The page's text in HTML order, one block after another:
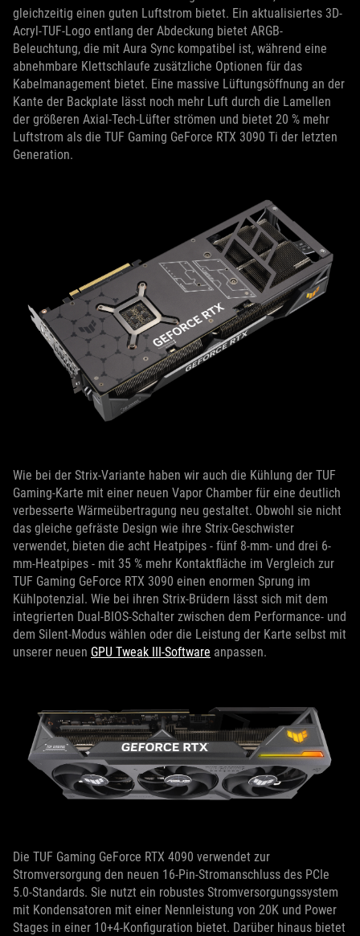
gleichzeitig einen guten Luftstrom bietet. Ein aktualisiertes 3D-
Acryl-TUF-Logo entlang der Abdeckung bietet ARGB-
Beleuchtung, die mit Aura Sync kompatibel ist, während eine
abnehmbare Klettschlaufe zusätzliche Optionen für das
Kabelmanagement bietet. Eine massive Lüftungsöffnung an der
Kante der Backplate lässt noch mehr Luft durch die Lamellen
der größeren Axial-Tech-Lüfter strömen und bietet 20 % mehr
Luftstrom als die TUF Gaming GeForce RTX 3090 Ti der letzten
Generation.
Wie bei der Strix-Variante haben wir auch die Kühlung der TUF
Gaming-Karte mit einer neuen Vapor Chamber für eine deutlich
verbesserte Wärmeübertragung neu gestaltet. Obwohl sie nicht
das gleiche gefräste Design wie ihre Strix-Geschwister
verwendet, bieten die acht Heatpipes - fünf 8-mm- und drei 6-
mm-Heatpipes - mit 35 % mehr Kontaktfläche im Vergleich zur
TUF Gaming GeForce RTX 3090 einen enormen Sprung im
Kühlpotenzial. Wie bei ihren Strix-Brüdern lässt sich mit dem
integrierten Dual-BIOS-Schalter zwischen dem Performance- und
dem Silent-Modus wählen oder die Leistung der Karte selbst mit
unserer neuen GPU Tweak III-Software anpassen.
Die TUF Gaming GeForce RTX 4090 verwendet zur
Stromversorgung den neuen 16-Pin-Stromanschluss des PCIe
5.0-Standards. Sie nutzt ein robustes Stromversorgungssystem
mit Kondensatoren mit einer Nennleistung von 20K und Power
Stages in einer 10+4-Konfiguration bietet. Darüber hinaus bietet